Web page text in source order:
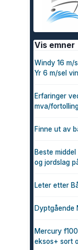
Vis emner
Windy 16 m/
Yr 6 m/sel
Erfaringer
mva/
Finne ut av
Beste
og jordslag
Leter etter
Dyptgående
Mercury
eksos+ sort